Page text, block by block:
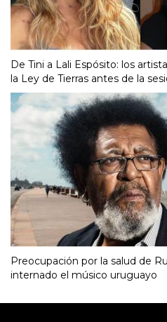
De Tini a Lali Espósito: los
la Ley de Tierras antes de la
Preocupación por la salud de
internado el músico uruguayo